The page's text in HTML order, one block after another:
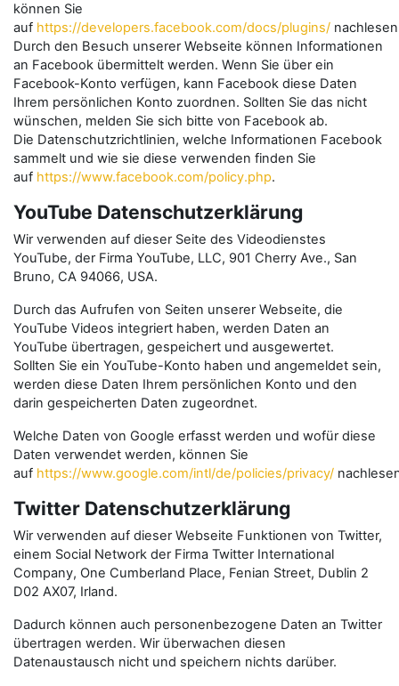
können Sie
auf https://developers.facebook.com/docs/plugins/
Durch den Besuch unserer Webseite können Informationen
an Facebook übermittelt werden. Wenn Sie über ein
Facebook-Konto verfügen, kann Facebook diese Daten
Ihrem persönlichen Konto zuordnen. Sollten Sie das nicht
wünschen, melden Sie sich bitte von Facebook ab.
Die Datenschutzrichtlinien, welche Informationen Facebook
sammelt und wie sie diese verwenden finden Sie
auf https://www.facebook.com/policy.php.
YouTube Datenschutzerklärung
Wir verwenden auf dieser Seite des Videodienstes
YouTube, der Firma YouTube, LLC, 901 Cherry Ave., San
Bruno, CA 94066, USA.
Durch das Aufrufen von Seiten unserer Webseite, die
YouTube Videos integriert haben, werden Daten an
YouTube übertragen, gespeichert und ausgewertet.
Sollten Sie ein YouTube-Konto haben und angemeldet sein,
werden diese Daten Ihrem persönlichen Konto und den
darin gespeicherten Daten zugeordnet.
Welche Daten von Google erfasst werden und wofür diese
Daten verwendet werden, können Sie
auf https://www.google.com/intl/de/policies/privacy/
Twitter Datenschutzerklärung
Wir verwenden auf dieser Webseite Funktionen von Twitter,
einem Social Network der Firma Twitter International
Company, One Cumberland Place, Fenian Street, Dublin 2
D02 AX07, Irland.
Dadurch können auch personenbezogene Daten an Twitter
übertragen werden. Wir überwachen diesen
Datenaustausch nicht und speichern nichts darüber.